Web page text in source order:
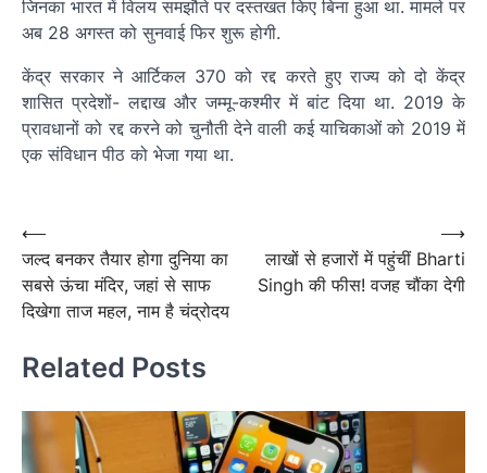
जिनका भारत में विलय समझौते पर दस्तखत किए बिना हुआ था. मामले पर
अब 28 अगस्त को सुनवाई फिर शुरू होगी.
केंद्र सरकार ने आर्टिकल 370 को रद्द करते हुए राज्य को दो केंद्र
शासित प्रदेशों- लद्दाख और जम्मू-कश्मीर में बांट दिया था. 2019 के
प्रावधानों को रद्द करने को चुनौती देने वाली कई याचिकाओं को 2019 में
एक संविधान पीठ को भेजा गया था.
navigation
Post
navigation
⟵
जल्द बनकर तैयार होगा दुनिया का
सबसे ऊंचा मंदिर, जहां से साफ
दिखेगा ताज महल, नाम है चंद्रोदय
लाखों से हजारों में पहुंचीं Bharti
Singh की फीस! वजह चौंका देगी
⟶
Related Posts